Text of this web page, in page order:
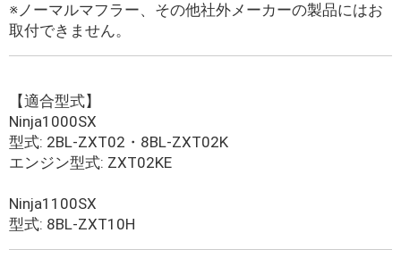
※ノーマルマフラー、その他社外メーカーの製品にはお
取付できません。
【適合型式】
Ninja1000SX
型式: 2BL-ZXT02・8BL-ZXT02K
エンジン型式: ZXT02KE
Ninja1100SX
型式: 8BL-ZXT10H